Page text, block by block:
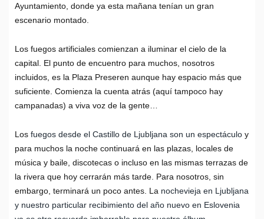
Ayuntamiento, donde ya esta mañana tenían un gran
escenario montado.
L os fuegos artificiales comienzan a iluminar el cielo de la
capital . El punto de encuentro para muchos, nosotros
incluidos, es la Plaza Preseren aunque hay espacio más que
suficiente. Comienza la cuenta atrás (aquí tampoco hay
campanadas) a viva voz de la gente…
Los fuegos desde el Castillo de Ljubljana son un espectáculo y
para muchos la noche continuará en las plazas, locales de
música y baile, discotecas o incluso en las mismas terrazas de
la rivera que hoy cerrarán más tarde. Para nosotros, sin
embargo, terminará un poco antes. La nochevieja en Ljubljana
y nuestro particular recibimiento del año nuevo en Eslovenia